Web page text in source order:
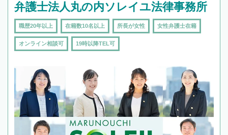
弁護士法人丸の内ソレイユ法律事務所
職歴20年以上 在籍数10名以上 所長が女性 女性弁護士在籍
オンライン相談可 19時以降TEL可